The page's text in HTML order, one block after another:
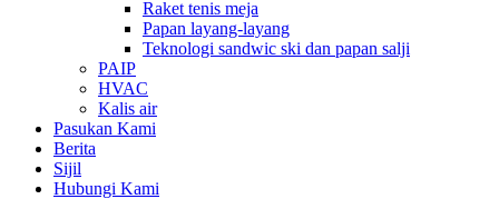
Raket tenis meja
Papan layang-layang
Teknologi sandwic ski dan papan salji
PAIP
HVAC
Kalis air
Pasukan Kami
Berita
Sijil
Hubungi Kami